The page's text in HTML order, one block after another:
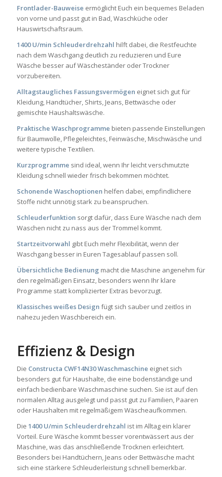
Frontlader-Bauweise ermöglicht Euch ein bequemes Beladen
von vorne und passt gut in Bad, Waschküche oder
Hauswirtschaftsraum.
1400 U/min Schleuderdrehzahl hilft dabei, die Restfeuchte
nach dem Waschgang deutlich zu reduzieren und Eure
Wäsche besser auf Wäscheständer oder Trockner
vorzubereiten.
Alltagstaugliches Fassungsvermögen eignet sich gut für
Kleidung, Handtücher, Shirts, Jeans, Bettwäsche oder
gemischte Haushaltswäsche.
Praktische Waschprogramme bieten passende Einstellungen
für Baumwolle, Pflegeleichtes, Feinwäsche, Mischwäsche und
weitere typische Textilien.
Kurzprogramme sind ideal, wenn Ihr leicht verschmutzte
Kleidung schnell wieder frisch bekommen möchtet.
Schonende Waschoptionen helfen dabei, empfindlichere
Stoffe nicht unnötig stark zu beanspruchen.
Schleuderfunktion sorgt dafür, dass Eure Wäsche nach dem
Waschen nicht zu nass aus der Trommel kommt.
Startzeitvorwahl gibt Euch mehr Flexibilität, wenn der
Waschgang besser in Euren Tagesablauf passen soll.
Übersichtliche Bedienung macht die Maschine angenehm für
den regelmäßigen Einsatz, besonders wenn Ihr klare
Programme statt komplizierter Extras bevorzugt.
Klassisches weißes Design fügt sich sauber und zeitlos in
nahezu jeden Waschbereich ein.
Effizienz & Design
Die Constructa CWF14N30 Waschmaschine eignet sich
besonders gut für Haushalte, die eine bodenständige und
einfach bedienbare Waschmaschine suchen. Sie ist auf den
normalen Alltag ausgelegt und passt gut zu Familien, Paaren
oder Haushalten mit regelmäßigem Wäscheaufkommen.
Die 1400 U/min Schleuderdrehzahl ist im Alltag ein klarer
Vorteil. Eure Wäsche kommt besser vorentwässert aus der
Maschine, was das anschließende Trocknen erleichtert.
Besonders bei Handtüchern, Jeans oder Bettwäsche macht
sich eine stärkere Schleuderleistung schnell bemerkbar.